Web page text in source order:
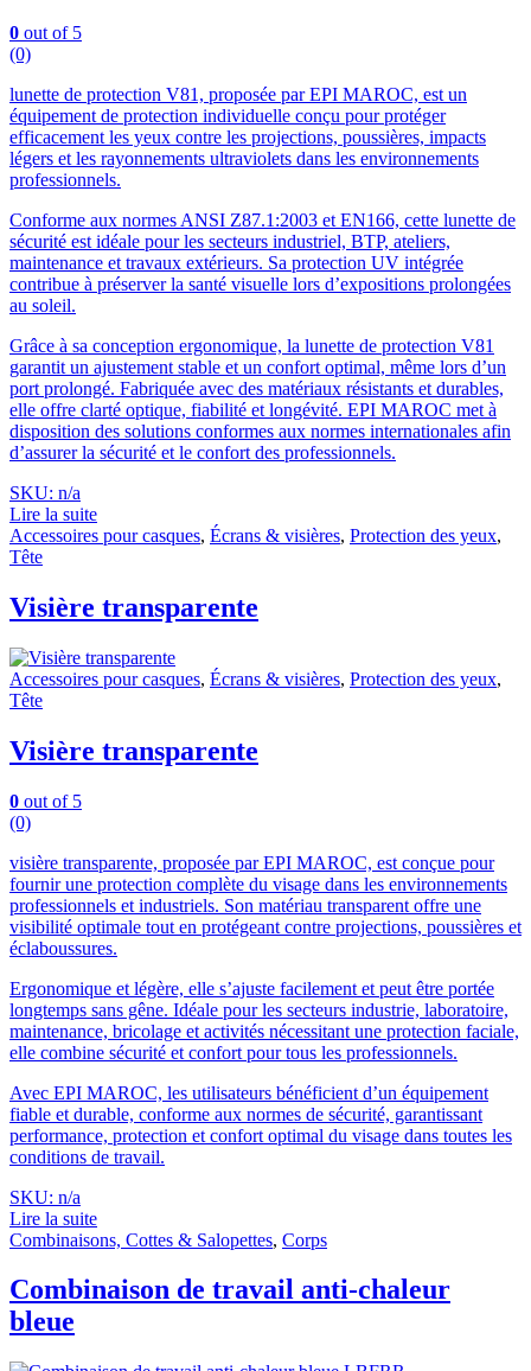
0 out of 5
(0)
lunette de protection V81, proposée par EPI MAROC, est un
équipement de protection individuelle conçu pour protéger
efficacement les yeux contre les projections, poussières, impacts
légers et les rayonnements ultraviolets dans les environnements
professionnels.
Conforme aux normes ANSI Z87.1:2003 et EN166, cette lunette de
sécurité est idéale pour les secteurs industriel, BTP, ateliers,
maintenance et travaux extérieurs. Sa protection UV intégrée
contribue à préserver la santé visuelle lors d’expositions prolongées
au soleil.
Grâce à sa conception ergonomique, la lunette de protection V81
garantit un ajustement stable et un confort optimal, même lors d’un
port prolongé. Fabriquée avec des matériaux résistants et durables,
elle offre clarté optique, fiabilité et longévité. EPI MAROC met à
disposition des solutions conformes aux normes internationales afin
d’assurer la sécurité et le confort des professionnels.
SKU: n/a
Lire la suite
Accessoires pour casques, Écrans & visières, Protection des yeux,
Tête
Visière transparente
Accessoires pour casques, Écrans & visières, Protection des yeux,
Tête
Visière transparente
0 out of 5
(0)
visière transparente, proposée par EPI MAROC, est conçue pour
fournir une protection complète du visage dans les environnements
professionnels et industriels. Son matériau transparent offre une
visibilité optimale tout en protégeant contre projections, poussières et
éclaboussures.
Ergonomique et légère, elle s’ajuste facilement et peut être portée
longtemps sans gêne. Idéale pour les secteurs industrie, laboratoire,
maintenance, bricolage et activités nécessitant une protection faciale,
elle combine sécurité et confort pour tous les professionnels.
Avec EPI MAROC, les utilisateurs bénéficient d’un équipement
fiable et durable, conforme aux normes de sécurité, garantissant
performance, protection et confort optimal du visage dans toutes les
conditions de travail.
SKU: n/a
Lire la suite
Combinaisons, Cottes & Salopettes, Corps
Combinaison de travail anti-chaleur
bleue